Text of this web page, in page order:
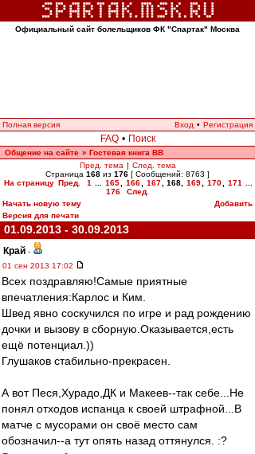
Официальный сайт болельщиков ФК "Спартак" Москва
Полная версия Вход • Регистрация
FAQ • Поиск
Общение на сайте » Гостевая книга ВВ
Пред. тема | След. тема
Страница 168 из 176 [ Сообщений: 8763 ]
На страницу Пред. 1 165 166 167 168, 169 170 171
176
След.
Начать новую тему
Добавить
Версия для печати
01.09.2013 - 30.09.2013
Край -
01 сен 2013 17:02
Всех поздравляю!Самые приятные
впечатления:Карлос и Ким.
Швед явно соскучился по игре и рад рождению
дочки и вызову в сборную.Оказывается,есть
ещё потенциал.))
Глушаков стабильно-прекрасен.
А вот Песя,Хурадо,ДК и Макеев--так себе...Не
понял отходов испанца к своей штрафной...В
матче с мусорами он своё место сам
обозначил--а тут опять назад оттянулся. :?